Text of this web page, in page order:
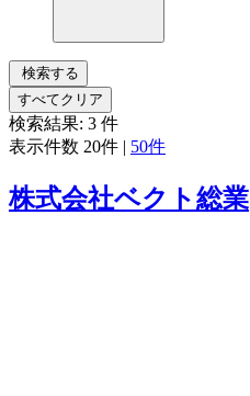
検索する
すべてクリア
検索結果: 3 件
表示件数 20件 | 50件
株式会社ベクト総業